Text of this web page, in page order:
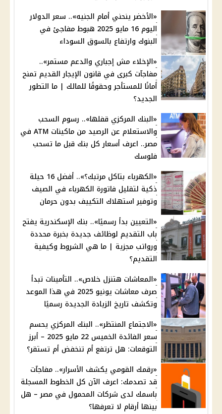
«الأخضر ينحني أمام الجنيه».. سعر الدولار
اليوم 16 مايو 2025 هبوط مفاجئ في
البنوك وارتفاع بالسوق السوداء
«الإخلاء مش إجباري والدعم مستمر»..
مفاجآت كبرى في قانون الإيجار القديم تمنح
أمانًا للمستأجر وحقوقًا للمالك | ما التطور
الجديد؟
«البنك المركزي قفلها».. رسوم السحب
والاستعلام عن الرصيد من ماكينات ATM في
مصر.. اعرف أسعار كل بنك قبل ما تسحب
فلوسك
«الكهرباء بتاكل مرتبك؟».. أفضل 16 حيلة
ذكية لتقليل فاتورة الكهرباء في الصيف
وتوفير استهلاك التكييف بدون حرمان
«التعيين بدأ رسميًا».. بنك الإسكندرية يفتح
باب التقديم لوظائف جديدة بخبرة محددة
ورواتب مجزية | ما هي الشروط وكيفية
التقديم؟
«المعاشات هتنزل خلاص».. التأمينات تبدأ
صرف معاشات يونيو 2025 في هذا الموعد
وتكشف تاريخ الزيادة الجديدة رسميًا
«الاجتماع المنتظر».. البنك المركزي يحسم
سعر الفائدة الخميس 22 مايو 2025 – أبرز
التوقعات: هل ترتفع أم تنخفض أم تستقر؟
«رقمك القومي يكشف الأسرار».. مفاجآت
قد تصدمك: اعرف الآن كل الخطوط المسجلة
باسمك لدى شركات المحمول في مصر – هل
بينها أرقام لا تعرفها؟